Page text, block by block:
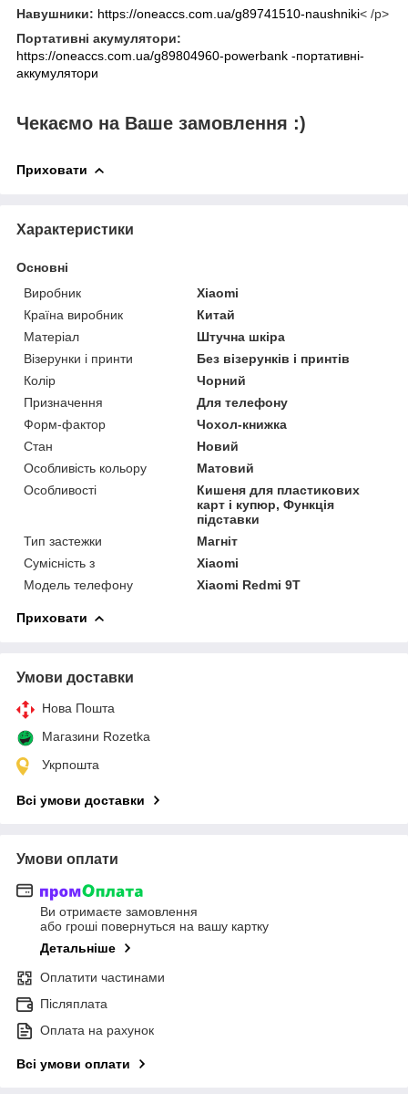
Навушники: https://oneaccs.com.ua/g89741510-naushniki< /p>
Портативні акумулятори:
https://oneaccs.com.ua/g89804960-powerbank -портативні-
аккумулятори
Чекаємо на Ваше замовлення :)
Приховати
Характеристики
Основні
Виробник
Xiaomi
Країна виробник
Китай
Матеріал
Штучна шкіра
Візерунки і принти
Без візерунків і принтів
Колір
Чорний
Призначення
Для телефону
Форм-фактор
Чохол-книжка
Стан
Новий
Особливість кольору
Матовий
Особливості
Кишеня для пластикових
карт і купюр, Функція
підставки
Тип застежки
Магніт
Сумісність з
Xiaomi
Модель телефону
Xiaomi Redmi 9T
Приховати
Умови доставки
Нова Пошта
Магазини Rozetka
Укрпошта
Всі умови доставки
Умови оплати
Ви отримаєте замовлення
або гроші повернуться на вашу картку
Детальніше
Оплатити частинами
Післяплата
Оплата на рахунок
Всі умови оплати